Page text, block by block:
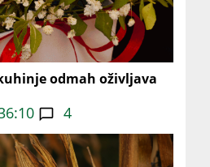
odmah oživljava
4